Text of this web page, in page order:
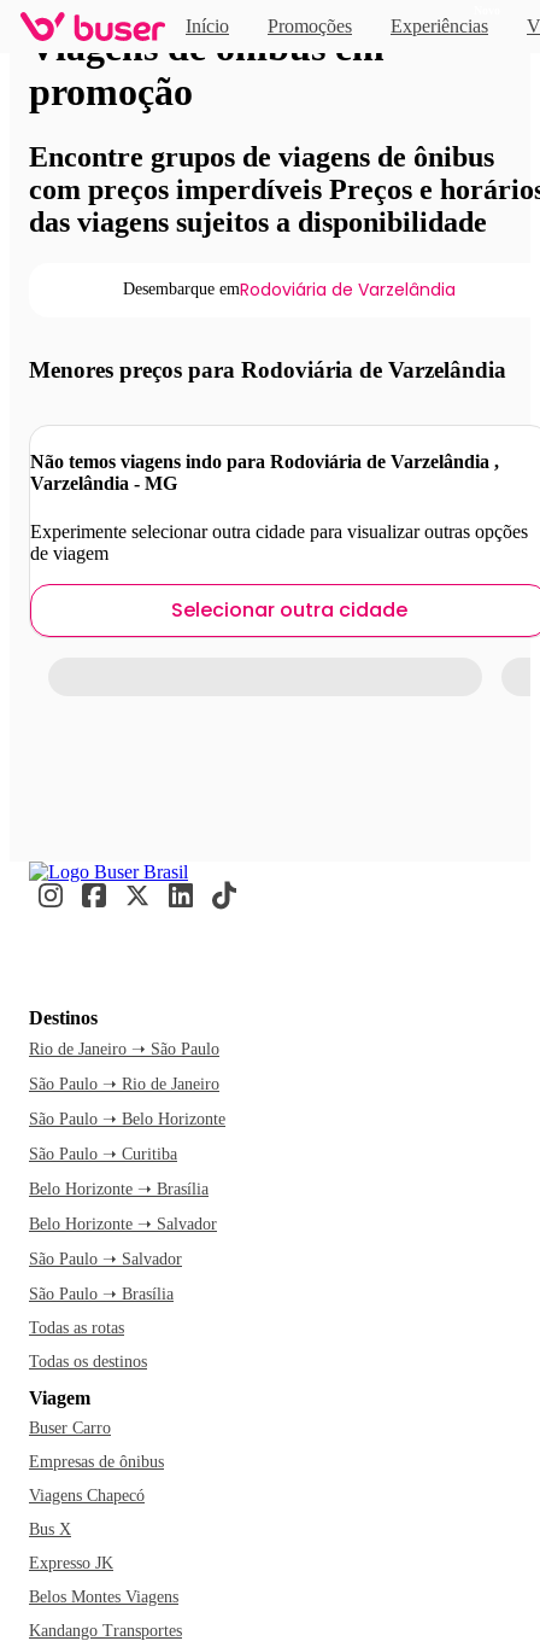
Início Promoções Experiências
Viagens de ônibus em
promoção
Encontre grupos de viagens de ônibus
com preços imperdíveis Preços e
das viagens sujeitos a disponibilidade
Desembarque emRodoviária de Varzelândia
Menores preços para Rodoviária de Varzelândia
Não temos viagens indo para Rodoviária de Varzelândia ,
Varzelândia - MG
Experimente selecionar outra cidade para visualizar outras opções
de viagem
Selecionar outra cidade
Destinos
Rio de Janeiro ➝ São Paulo
São Paulo ➝ Rio de Janeiro
São Paulo ➝ Belo Horizonte
São Paulo ➝ Curitiba
Belo Horizonte ➝ Brasília
Belo Horizonte ➝ Salvador
São Paulo ➝ Salvador
São Paulo ➝ Brasília
Todas as rotas
Todas os destinos
Viagem
Buser Carro
Empresas de ônibus
Viagens Chapecó
Bus X
Expresso JK
Belos Montes Viagens
Kandango Transportes